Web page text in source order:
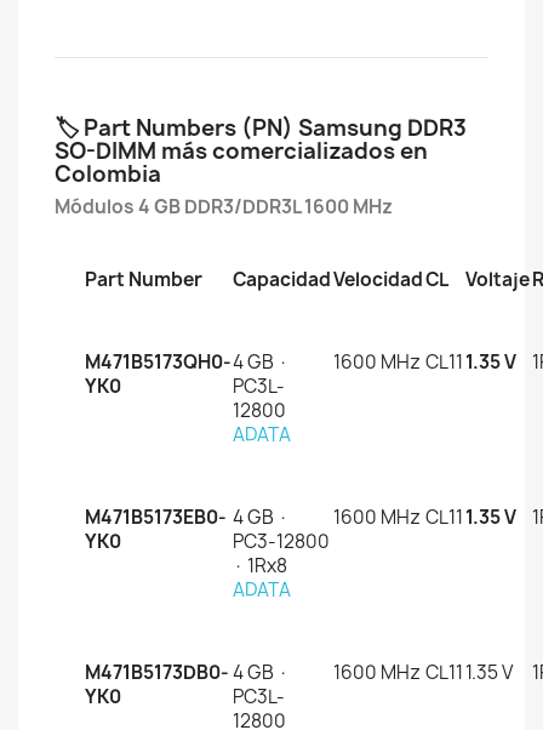
🏷️ Part Numbers (PN) Samsung DDR3
SO-DIMM más comercializados en
Colombia
Módulos 4 GB DDR3/DDR3L 1600 MHz
Part Number CapacidadVelocidadCL Voltaje
M471B5173QH0-
YK0
4 GB ·
PC3L-
12800
ADATA
1600 MHz CL111.35 V
M471B5173EB0-
YK0
4 GB ·
PC3-12800
· 1Rx8
ADATA
1600 MHz CL111.35 V
M471B5173DB0-
YK0
4 GB ·
PC3L-
12800
1600 MHz CL111.35 V